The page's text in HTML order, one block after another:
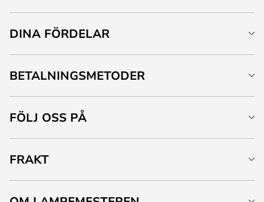
DINA FÖRDELAR
BETALNINGSMETODER
FÖLJ OSS PÅ
FRAKT